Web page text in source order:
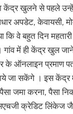
केंद्र खुलने से पहले
अपडेट, केवायसी,
वे बहुत दिन
गांव में ही केंद्र खुल
के ऑनलाइन
जा सकेंगे । इस केंद्र
जमा करना, पैसा
क्रेडिट लिंकेज